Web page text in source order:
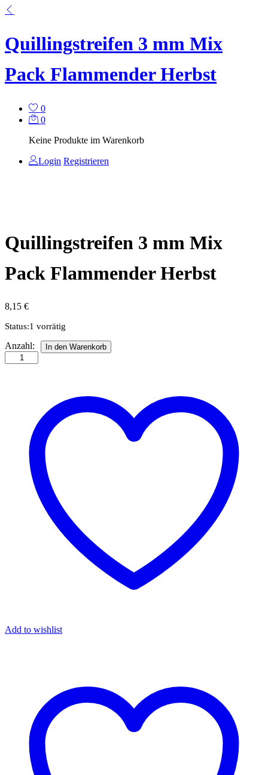
Quillingstreifen 3 mm Mix
Pack Flammender Herbst
0
0
Keine Produkte im Warenkorb
Login Registrieren
Quillingstreifen 3 mm Mix
Pack Flammender Herbst
8,15 €
Status:1 vorrätig
Quillingstreifen
mm
Anzahl: In den Warenkorb
Add to wishlist